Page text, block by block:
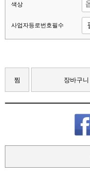
색상
사업자등로번호필수
찜 장바구니